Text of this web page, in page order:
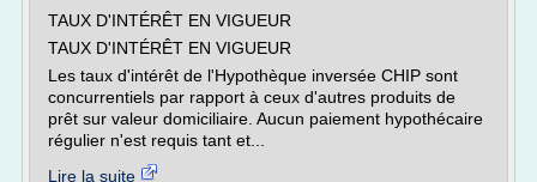
TAUX D'INTÉRÊT EN VIGUEUR
TAUX D'INTÉRÊT EN VIGUEUR
Les taux d'intérêt de l'Hypothèque inversée CHIP sont
concurrentiels par rapport à ceux d'autres produits de
prêt sur valeur domiciliaire. Aucun paiement hypothécaire
régulier n'est requis tant et...
Lire la suite